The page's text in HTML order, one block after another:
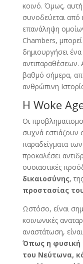
κοινό. Όμως,
συνοδεύεται από
επανάληψη
Chambers,
δημιουργήσει
αντιπαραθέσεων.
βαθμό σήμερα,
ανθρώπινη
H Woke
Οι
συχνά εστιάζουν
παραδείγματα
προκαλέσει
ουσιαστικές
δικαιοσύνης, της
προστασίας
Ωστόσο, είναι
κοινωνικές
αναστάτωση,
Όπως η φυσική
του Νεύτωνα,